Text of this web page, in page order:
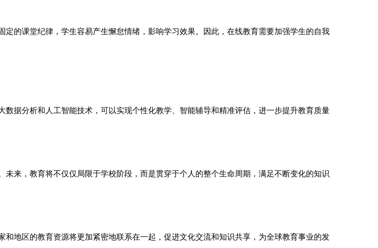
的课堂纪律，学生容易产生懈怠情绪，影响学习效果。因此，在线教育需要加强学生的自我
据分析和人工智能技术，可以实现个性化教学、智能辅导和精准评估，进一步提升教育质量
来，教育将不仅仅局限于学校阶段，而是贯穿于个人的整个生命周期，满足不断变化的知识
地区的教育资源将更加紧密地联系在一起，促进文化交流和知识共享，为全球教育事业的发